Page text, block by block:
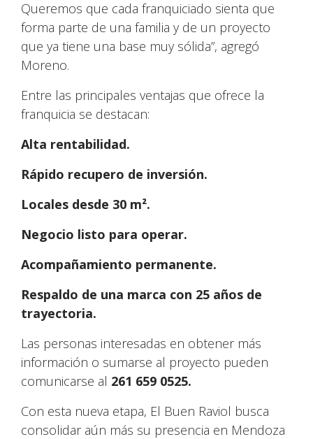
Queremos que cada franquiciado sienta que
forma parte de una familia y de un proyecto
que ya tiene una base muy sólida”, agregó
Moreno.
Entre las principales ventajas que ofrece la
franquicia se destacan:
Alta rentabilidad.
Rápido recupero de inversión.
Locales desde 30 m².
Negocio listo para operar.
Acompañamiento permanente.
Respaldo de una marca con 25 años de
trayectoria.
Las personas interesadas en obtener más
información o sumarse al proyecto pueden
comunicarse al 261 659 0525.
Con esta nueva etapa, El Buen Raviol busca
consolidar aún más su presencia en Mendoza